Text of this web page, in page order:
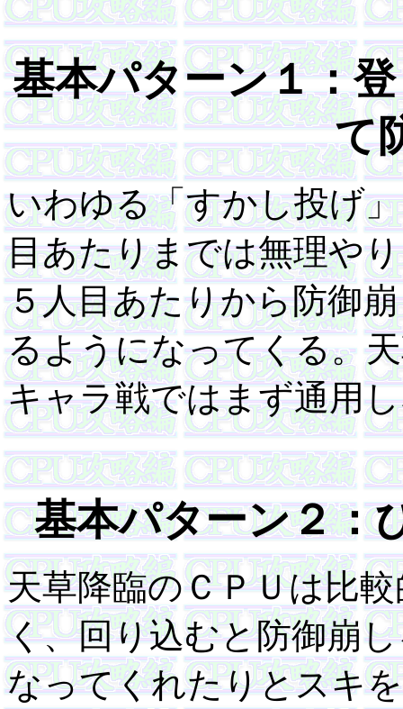
基本パターン１：
て
いわゆる「すかし投げ
目あたりまでは無理や
５人目あたりから防御
るようになってくる。
キャラ戦ではまず通用
基本パターン２：
天草降臨のＣＰＵは比
く、回り込むと防御崩
なってくれたりとスキ